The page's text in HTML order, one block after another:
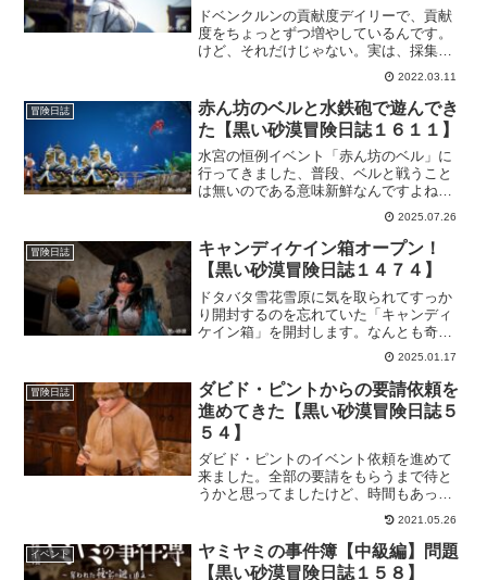
漠冒険日誌７９７】
ドベンクルンの貢献度デイリーで、貢献
度をちょっとずつ増やしているんです。
けど、それだけじゃない。実は、採集と
加工レベルも上げることが出来たりする
んですよね。で、キャラを変えながらし
てるんですが、今回は、1か月やったらど
れだけレベルが上がるのか確認してまし
た。
2022.03.11
冒険日誌
赤ん坊のベルと水鉄砲で遊んでき
た【黒い砂漠冒険日誌１６１１】
水宮の恒例イベント「赤ん坊のベル」に
行ってきました、普段、ベルと戦うこと
は無いのである意味新鮮なんですよね。
ただ、そこまで美味しい報酬と言えるほ
ど攻撃を当てられたイメージが無いの
で、今回はどんな感じで戦えるのか不安
でしかありません。
2025.07.26
冒険日誌
キャンディケイン箱オープン！
【黒い砂漠冒険日誌１４７４】
ドタバタ雪花雪原に気を取られてすっか
り開封するのを忘れていた「キャンディ
ケイン箱」を開封します。なんとも奇跡
的に「100個」あったので、これは何かい
いことが起こる予感ｗなんて意気込んで
たらガッカリするのが目に見えているの
で…。
2025.01.17
冒険日誌
ダビド・ピントからの要請依頼を
進めてきた【黒い砂漠冒険日誌５
５４】
ダビド・ピントのイベント依頼を進めて
来ました。全部の要請をもらうまで待と
うかと思ってましたけど、時間もあった
ので進めて来ました。特に困る事もない
ようなイベントで助かります。必要なも
のを集めてダビド・ピントのところに持
って行って渡すだけなので簡単。
2021.05.26
イベント
ヤミヤミの事件簿【中級編】問題
【黒い砂漠冒険日誌１５８】